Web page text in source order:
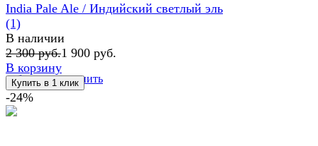
избранное сравнить
India Pale Ale / Индийский светлый эль
(1)
В наличии
2 300 руб.1 900 руб.
В корзину
-24%